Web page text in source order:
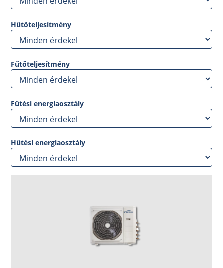
Hűtőteljesítmény
Fűtőteljesítmény
Fűtési energiaosztály
Hűtési energiaosztály